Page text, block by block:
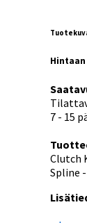
7 - 15
Clutch
Spline